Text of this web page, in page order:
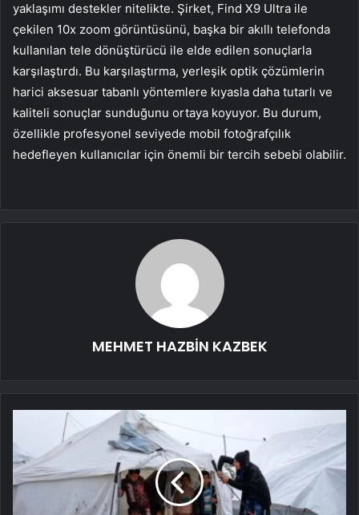
yaklaşımı destekler nitelikte. Şirket, Find X9 Ultra ile
çekilen 10x zoom görüntüsünü, başka bir akıllı telefonda
kullanılan tele dönüştürücü ile elde edilen sonuçlarla
karşılaştırdı. Bu karşılaştırma, yerleşik optik çözümlerin
harici aksesuar tabanlı yöntemlere kıyasla daha tutarlı ve
kaliteli sonuçlar sunduğunu ortaya koyuyor. Bu durum,
özellikle profesyonel seviyede mobil fotoğrafçılık
hedefleyen kullanıcılar için önemli bir tercih sebebi olabilir.
MEHMET HAZBİN KAZBEK